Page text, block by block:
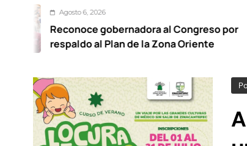
gobernadora al Congreso por
al Plan de la Zona Oriente